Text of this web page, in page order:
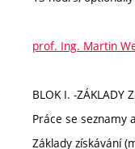
prof. Ing. Martin
BLOK I. -ZÁKLADY
Práce se seznamy
Základy získávání